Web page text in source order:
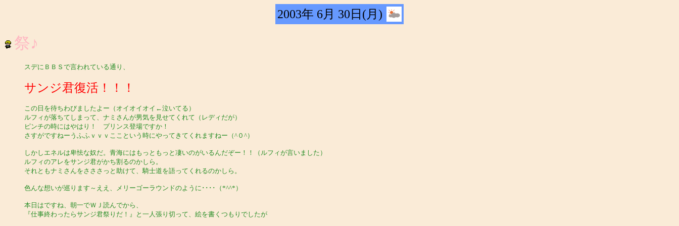
2003年 6月 30日(月)
祭♪
スデにＢＢＳで言われている通り、
サンジ君復活！！！
この日を待ちわびましたよー（オイオイオイ←泣いてる）
ルフィが落ちてしまって、ナミさんが男気を見せてくれて（レディだが）
ピンチの時にはやはり！ プリンス登場ですか！
さすがですねーうふふｖｖｖここという時にやってきてくれますねー（^０^）
しかしエネルは卑怯な奴だ。青海にはもっともっと凄いのがいるんだぞー！！（ルフィが言いました）
ルフィのアレをサンジ君がかち割るのかしら。
それともナミさんをさささっと助けて、騎士道を語ってくれるのかしら。
色んな想いが巡ります～ええ、メリーゴーラウンドのように････（*^^*）
本日はですね、朝一でＷＪ読んでから、
『仕事終わったらサンジ君祭りだ！』と一人張り切って、絵を書くつもりでしたが